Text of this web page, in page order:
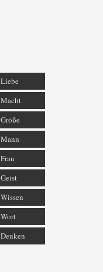
Liebe
Macht
Größe
Mann
Frau
Geist
Wissen
Wort
Denken